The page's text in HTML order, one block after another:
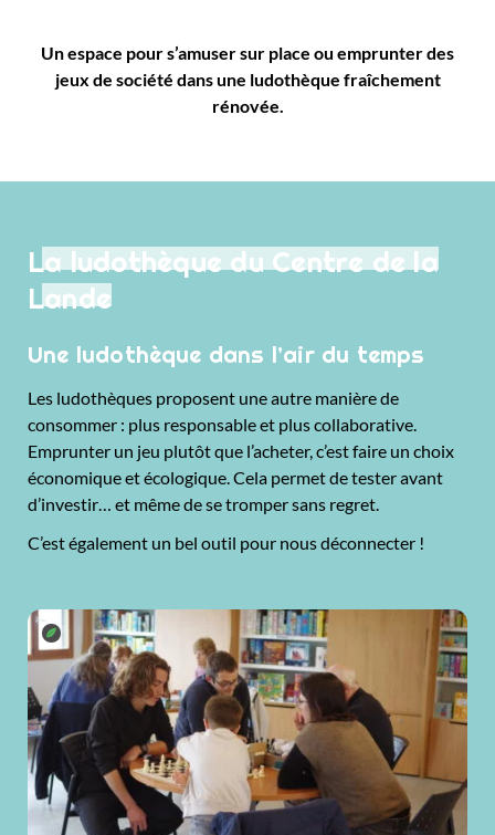
Un espace pour s’amuser sur place ou emprunter des
jeux de société dans une ludothèque fraîchement
rénovée.
La ludothèque du Centre de la
Lande
Une ludothèque dans l’air du temps
Les ludothèques proposent une autre manière de
consommer : plus responsable et plus collaborative.
Emprunter un jeu plutôt que l’acheter, c’est faire un choix
économique et écologique. Cela permet de tester avant
d’investir… et même de se tromper sans regret.
C’est également un bel outil pour nous déconnecter !